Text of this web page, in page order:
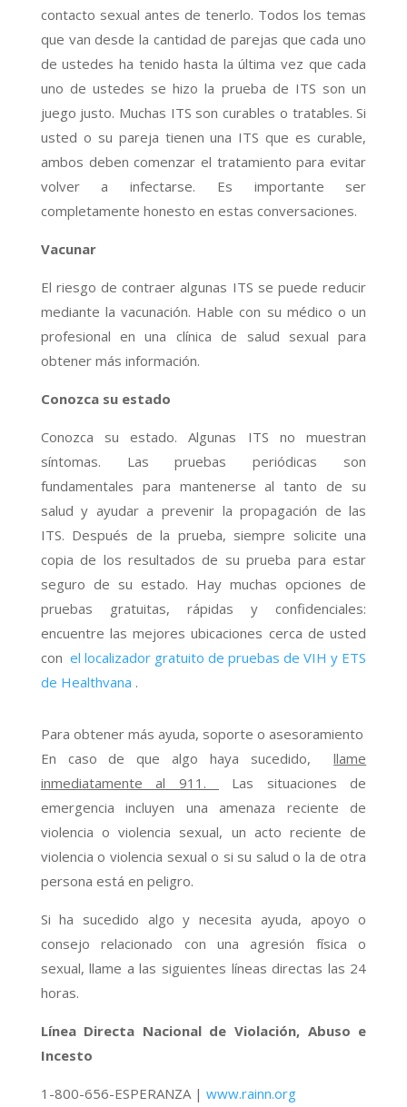
contacto sexual antes de tenerlo. Todos los temas
que van desde la cantidad de parejas que cada uno
de ustedes ha tenido hasta la última vez que cada
uno de ustedes se hizo la prueba de ITS son un
juego justo. Muchas ITS son curables o tratables. Si
usted o su pareja tienen una ITS que es curable,
ambos deben comenzar el tratamiento para evitar
volver a infectarse. Es importante ser
completamente honesto en estas conversaciones.
Vacunar
El riesgo de contraer algunas ITS se puede reducir
mediante la vacunación. Hable con su médico o un
profesional en una clínica de salud sexual para
obtener más información.
Conozca su estado
Conozca su estado. Algunas ITS no muestran
síntomas. Las pruebas periódicas son
fundamentales para mantenerse al tanto de su
salud y ayudar a prevenir la propagación de las
ITS. Después de la prueba, siempre solicite una
copia de los resultados de su prueba para estar
seguro de su estado. Hay muchas opciones de
pruebas gratuitas, rápidas y confidenciales:
encuentre las mejores ubicaciones cerca de usted
con el localizador gratuito de pruebas de VIH y ETS
de Healthvana .
Para obtener más ayuda, soporte o asesoramiento
En caso de que algo haya sucedido,
llame
inmediatamente al 911.
Las situaciones de
emergencia incluyen una amenaza reciente de
violencia o violencia sexual, un acto reciente de
violencia o violencia sexual o si su salud o la de otra
persona está en peligro.
Si ha sucedido algo y necesita ayuda, apoyo o
consejo relacionado con una agresión física o
sexual, llame a las siguientes líneas directas las 24
horas.
Línea Directa Nacional de Violación, Abuso e
Incesto
1-800-656-ESPERANZA | www.rainn.org